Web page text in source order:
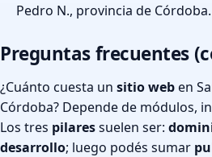
Pedro N., provincia de Córdoba.
Preguntas frecuentes
¿Cuánto cuesta un sitio weben
Córdoba? Depende de módulos,
Los tres pilaressuelen ser:
desarrollo; luego podés sumar